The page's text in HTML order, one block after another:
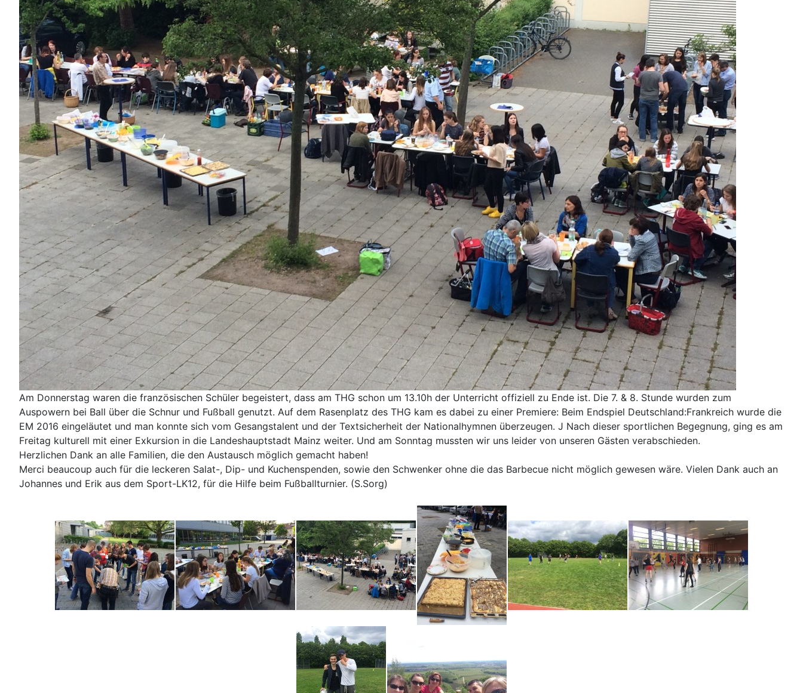
Am Donnerstag waren die französischen Schüler begeistert, dass am THG schon um 13.10h der Unterricht offiziell zu Ende ist. Die 7. & 8. Stunde wurden zum
Auspowern bei Ball über die Schnur und Fußball genutzt. Auf dem Rasenplatz des THG kam es dabei zu einer Premiere: Beim Endspiel Deutschland:Frankreich wurde die
EM 2016 eingeläutet und man konnte sich vom Gesangstalent und der Textsicherheit der Nationalhymnen überzeugen. J Nach dieser sportlichen Begegnung, ging es am
Freitag kulturell mit einer Exkursion in die Landeshauptstadt Mainz weiter. Und am Sonntag mussten wir uns leider von unseren Gästen verabschieden.
Herzlichen Dank an alle Familien, die den Austausch möglich gemacht haben!
Merci beaucoup auch für die leckeren Salat-, Dip- und Kuchenspenden, sowie den Schwenker ohne die das Barbecue nicht möglich gewesen wäre. Vielen Dank auch an
Johannes und Erik aus dem Sport-LK12, für die Hilfe beim Fußballturnier. (S.Sorg)